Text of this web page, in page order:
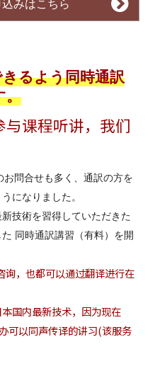
みはこちら
るよう同時通訳
。
课程听讲，我们
お問合せも多く、通訳の方を
になりました。
技術を習得していただきた
同時通訳講習（有料）を開
询，也都可以通过翻译进行在
国内最新技术，因为现在
可以同声传译的讲习(该服务